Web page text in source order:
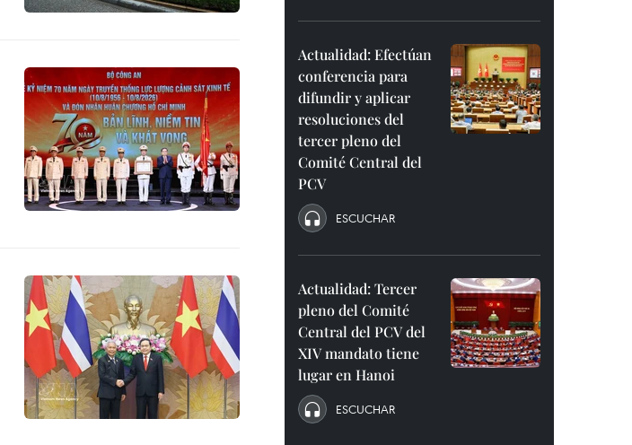
Actualidad: Efectúan
conferencia para
difundir y aplicar
resoluciones del
tercer pleno del
Comité Central del
PCV
ESCUCHAR
Actualidad: Tercer
pleno del Comité
Central del PCV del
XIV mandato tiene
lugar en Hanoi
ESCUCHAR